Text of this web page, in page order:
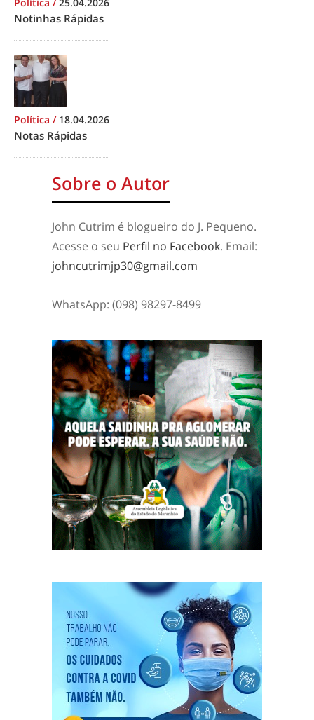
Notinhas Rápidas
Política / 18.04.2026
Notas Rápidas
Sobre o Autor
John Cutrim é blogueiro do J. Pequeno.
Acesse o seu Perfil no Facebook. Email:
johncutrimjp30@gmail.com
WhatsApp: (098) 98297-8499